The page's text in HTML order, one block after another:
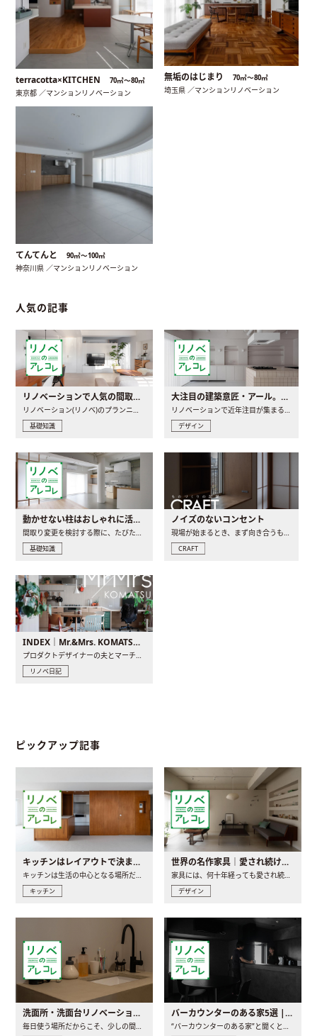
terracotta×KITCHEN 70㎡〜80㎡
東京都 ／マンションリノベーション
無垢のはじまり 70㎡〜80㎡
埼玉県 ／マンションリノベーション
てんてんと 90㎡〜100㎡
神奈川県 ／マンションリノベーション
人気の記事
リノベーションで人気の間取りとは？トレンドの間取りと実例を徹底解説
基礎知識
大注目の建築意匠・アール。人気の理由と空間に取り入れるポイント
デザイン
動かせない柱はおしゃれに活用！柱を魅せるリノベーション(リノベ)4選
基礎知識
ノイズのないコンセント
CRAFT
INDEX｜Mr.&Mrs. KOMATSU renovation diary
リノベ日記
ピックアップ記事
キッチンはレイアウトで決まる。後悔しないための考え方と選び方
キッチンは生活の中心となる場所だからこそ、家の中のどこに置..
キッチン
世界の名作家具｜愛され続ける理由と一生モノとの出会い方
家具には、何十年経っても愛され続ける「名作」と呼ばれるもの..
デザイン
洗面所・洗面台リノベーションの事例と間取りアイデア バーカウンターのある家5選 | 日常に馴染む“距離の近い”キッチンとは